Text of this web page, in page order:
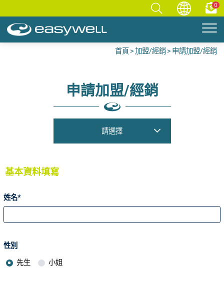
0
首頁 加盟/經銷 申請加盟/經銷
申請加盟/經銷
請選擇
基本資料填寫
姓名*
性別
先生
小姐